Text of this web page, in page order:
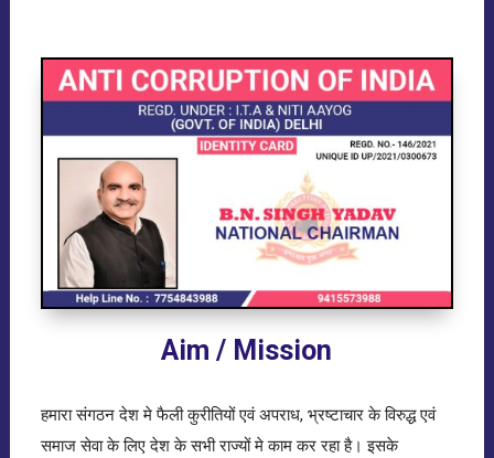
Aim / Mission
हमारा संगठन देश मे फैली कुरीतियों एवं अपराध, भ्रष्टाचार के विरुद्ध एवं
समाज सेवा के लिए देश के सभी राज्यों मे काम कर रहा है। इसके